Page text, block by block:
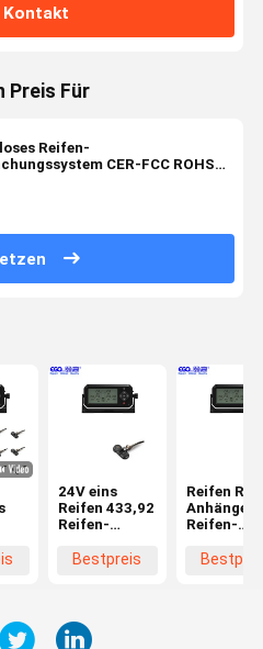
Kontakt
Preis Für
Reifen-
CER-FCC ROHS
24V eins
Reifen 433,92
Reifen-
MHZ RV
Bestpreis
Reifen RV-
Anhänger-
Reifen-
LCD-